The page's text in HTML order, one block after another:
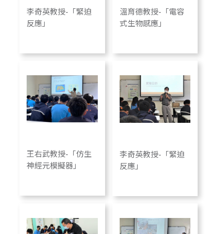
李奇英教授-「緊迫
反應」
溫育德教授-「電容
式生物感應」
王右武教授-「仿生
神經元模擬器」
李奇英教授-「緊迫
反應」